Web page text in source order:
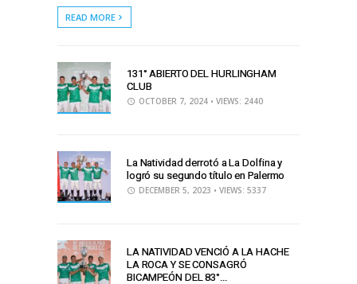
READ MORE
131° ABIERTO DEL HURLINGHAM
CLUB
OCTOBER 7, 2024 • VIEWS: 2440
La Natividad derrotó a La Dolfina y
logró su segundo título en Palermo
DECEMBER 5, 2023 • VIEWS: 5337
LA NATIVIDAD VENCIÓ A LA HACHE
LA ROCA Y SE CONSAGRÓ
BICAMPEÓN DEL 83°...